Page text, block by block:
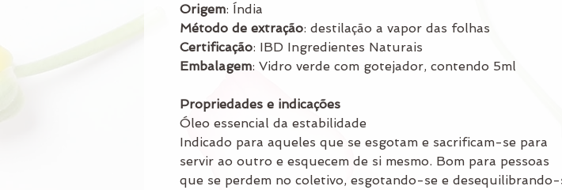
Origem: Índia
Método de extração: destilação a vapor das folhas
Certificação: IBD Ingredientes Naturais
Embalagem: Vidro verde com gotejador, contendo 5ml
Propriedades e indicações
Óleo essencial da estabilidade
Indicado para aqueles que se esgotam e sacrificam-se para
servir ao outro e esquecem de si mesmo. Bom para pessoas
que se perdem no coletivo, esgotando-se e desequilibrando-